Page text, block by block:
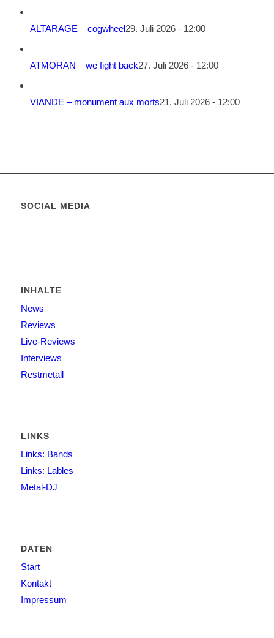
ALTARAGE – cogwheel29. Juli 2026 - 12:00
ATMORAN – we fight back27. Juli 2026 - 12:00
VIANDE – monument aux morts21. Juli 2026 - 12:00
SOCIAL MEDIA
INHALTE
News
Reviews
Live-Reviews
Interviews
Restmetall
LINKS
Links: Bands
Links: Lables
Metal-DJ
DATEN
Start
Kontakt
Impressum